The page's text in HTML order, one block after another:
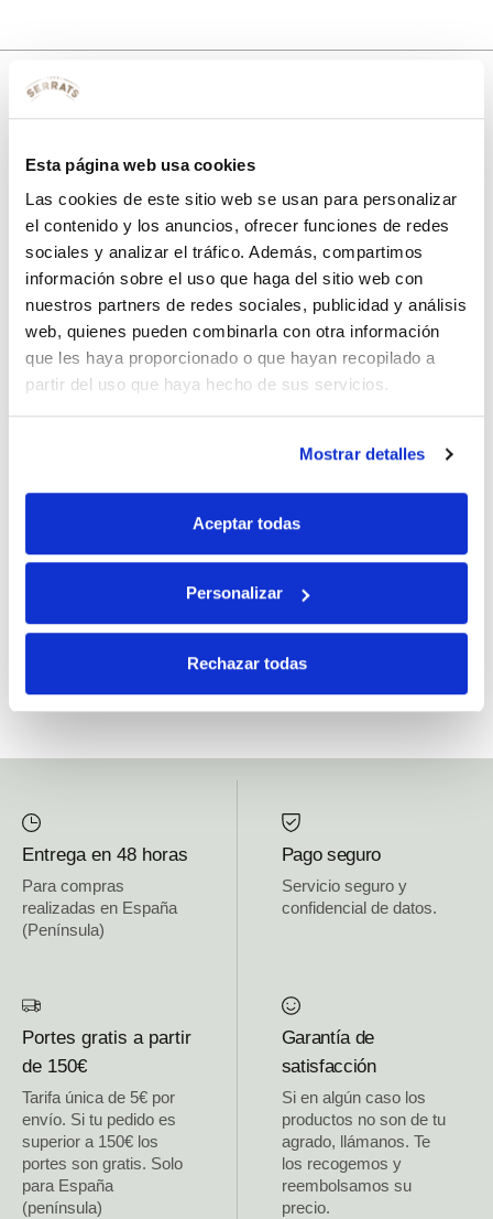
Esta página web usa cookies
Las cookies de este sitio web se usan para personalizar
el contenido y los anuncios, ofrecer funciones de redes
sociales y analizar el tráfico. Además, compartimos
información sobre el uso que haga del sitio web con
nuestros partners de redes sociales, publicidad y análisis
web, quienes pueden combinarla con otra información
que les haya proporcionado o que hayan recopilado a
partir del uso que haya hecho de sus servicios.
Mostrar detalles
Aceptar todas
Personalizar
Rechazar todas
con tu primera compra.
Apúntatea nuestra newsletter para recibir nuestras ofertas
disfruta de
un 10% de descuento en tu primera compra.
Si, he leído y acepto la política de protección de datos.
fines comerciales, legitimación: consentimiento, destinatarios: proveedor de
mensajería online, derechos: Acceder, rectificar y suprimir los datos, así como
otros derechos, como se explica en la información adicional.
Entrega en 48 horas
Para compras
realizadas en España
(Península)
Pago seguro
Servicio seguro y
confidencial de datos.
Portes gratis a partir
de 150€
Tarifa única de 5€ por
envío. Si tu pedido es
superior a 150€ los
portes son gratis. Solo
para España
(península)
Garantía de
satisfacción
Si en algún caso los
productos no son de tu
agrado, llámanos. Te
los recogemos y
reembolsamos su
precio.